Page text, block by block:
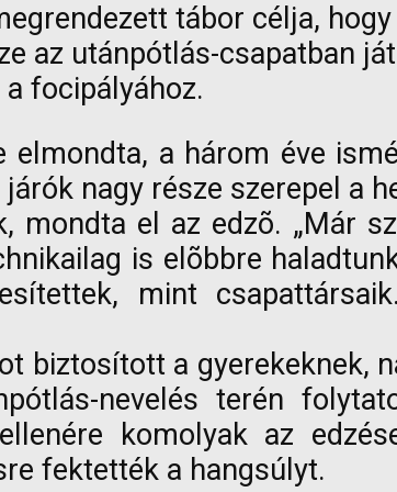
tábor célja,
az utánpótlás-csapatban
focipályához.
a három éve
nagy része szerepel a
el az edzõ. „Már
is elõbbre
mint
biztosított a gyerekeknek,
nevelés terén
komolyak az
fektették a hangsúlyt.